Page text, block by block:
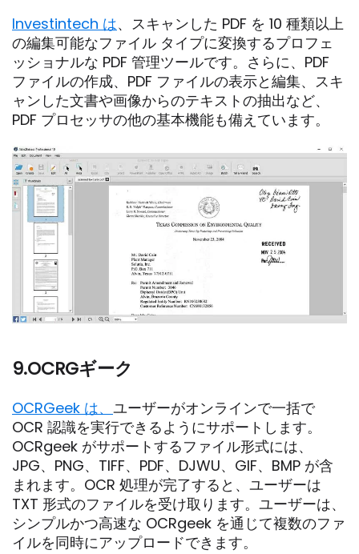
Investintech は、スキャンした PDF を 10 種類以上
の編集可能なファイル タイプに変換するプロフェ
ッショナルな PDF 管理ツールです。さらに、PDF
ファイルの作成、PDF ファイルの表示と編集、スキ
ャンした文書や画像からのテキストの抽出など、
PDF プロセッサの他の基本機能も備えています。
9.OCRGギーク
OCRGeek は、 ユーザーがオンラインで一括で
OCR 認識を実行できるようにサポートします。
OCRgeek がサポートするファイル形式には、
JPG、PNG、TIFF、PDF、DJWU、GIF、BMP が含
まれます。OCR 処理が完了すると、ユーザーは
TXT 形式のファイルを受け取ります。ユーザーは、
シンプルかつ高速な OCRgeek を通じて複数のファ
イルを同時にアップロードできます。